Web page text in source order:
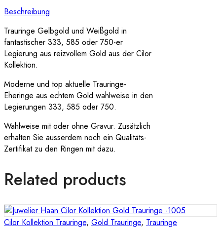
Beschreibung
Trauringe Gelbgold und Weißgold in
fantastischer 333, 585 oder 750-er
Legierung aus reizvollem Gold aus der Cilor
Kollektion.
Moderne und top aktuelle Trauringe-
Eheringe aus echtem Gold wahlweise in den
Legierungen 333, 585 oder 750.
Wahlweise mit oder ohne Gravur. Zusätzlich
erhalten Sie ausserdem noch ein Qualitäts-
Zertifikat zu den Ringen mit dazu.
Related products
Cilor Kollektion Trauringe, Gold Trauringe, Trauringe